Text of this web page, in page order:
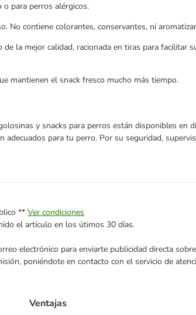
o para perros alérgicos.
No contiene colorantes, conservantes, ni
la mejor calidad, racionada en tiras para facilitar
mantienen el snack fresco mucho más tiempo.
y snacks para perros están disponibles en
adecuados para tu perro. Por su seguridad,
** Ver condiciones
el artículo en los útimos 30 días.
electrónico para enviarte publicidad directa
poniéndote en contacto con el servicio de
Ventajas